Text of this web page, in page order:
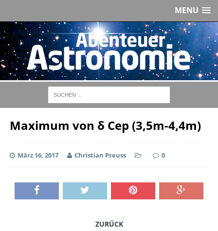
MENU
Maximum von δ Cep (3,5m-4,4m)
März 16, 2017 Christian Preuss 0
ZURÜCK